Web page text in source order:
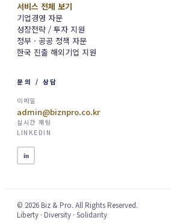
서비스 전체 보기
기업경영 자문
성장전략 / 투자 지원
정부 · 공공 정책 자문
한국 진출 해외기업 지원
문의 / 상담
이메일
admin@biznpro.co.kr
실시간 채팅
LINKEDIN
in
© 2026 Biz & Pro. All Rights Reserved.
Liberty · Diversity · Solidarity